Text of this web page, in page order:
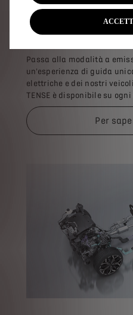
LA NOSTRA GAMMA
Passa alla modalità a
un'esperienza di guida
elettriche e dei nostri
TENSE è disponibile su
Per